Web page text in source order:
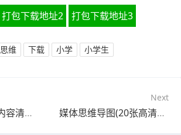
打包下载地址2 打包下载地址3
思维 下载 小学 小学生
草房子思维导图内容清晰 一等奖(22张高清晰可打印)
Next
媒体思维导图(20张高清晰可打印)